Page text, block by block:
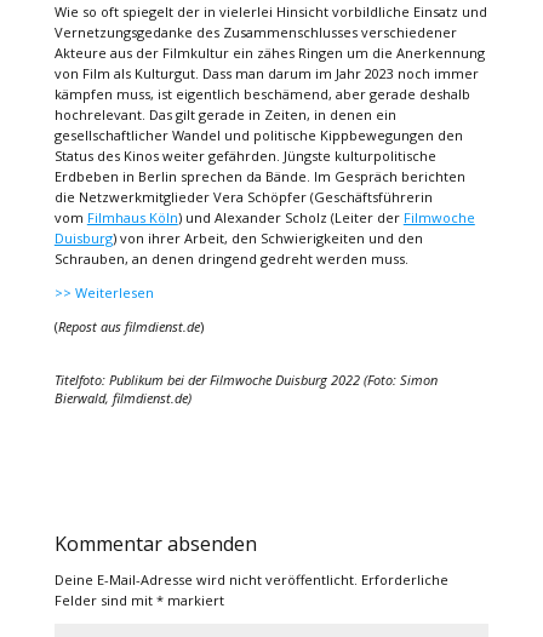
Wie so oft spiegelt der in vielerlei Hinsicht vorbildliche Einsatz und
Vernetzungsgedanke des Zusammenschlusses verschiedener
Akteure aus der Filmkultur ein zähes Ringen um die Anerkennung
von Film als Kulturgut. Dass man darum im Jahr 2023 noch immer
kämpfen muss, ist eigentlich beschämend, aber gerade deshalb
hochrelevant. Das gilt gerade in Zeiten, in denen ein
gesellschaftlicher Wandel und politische Kippbewegungen den
Status des Kinos weiter gefährden. Jüngste kulturpolitische
Erdbeben in Berlin sprechen da Bände. Im Gespräch berichten
die Netzwerkmitglieder Vera Schöpfer (Geschäftsführerin
vom Filmhaus Köln) und Alexander Scholz (Leiter der Filmwoche
Duisburg) von ihrer Arbeit, den Schwierigkeiten und den
Schrauben, an denen dringend gedreht werden muss.
>> Weiterlesen
(Repost aus filmdienst.de)
Titelfoto: Publikum bei der Filmwoche Duisburg 2022 (Foto: Simon
Bierwald, filmdienst.de)
Kommentar absenden
Deine E-Mail-Adresse wird nicht veröffentlicht. Erforderliche
Felder sind mit *markiert